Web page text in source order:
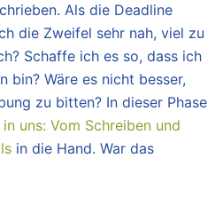
Als die Deadline
die Zweifel sehr nah, viel zu
Schaffe ich es so, dass ich
bin? Wäre es nicht besser,
zu bitten? In dieser Phase
uns: Vom Schreiben und
in die Hand. War das